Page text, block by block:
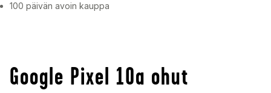
100 päivän avoin kauppa
Google Pixel 10a ohut